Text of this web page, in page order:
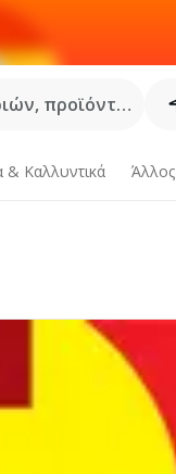
προϊόντων...
& Καλλυντικά Άλλος